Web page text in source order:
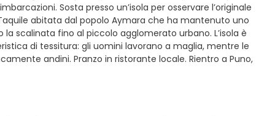
Sosta presso un’isola per osservare l’originale
abitata dal popolo Aymara che ha mantenuto uno
scalinata fino al piccolo agglomerato urbano. L’isola è
di tessitura: gli uomini lavorano a maglia, mentre le
andini. Pranzo in ristorante locale. Rientro a Puno,